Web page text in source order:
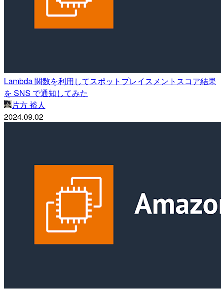
Lambda 関数を利用してスポットプレイスメントスコア結果
を SNS で通知してみた
片方 裕人
2024.09.02